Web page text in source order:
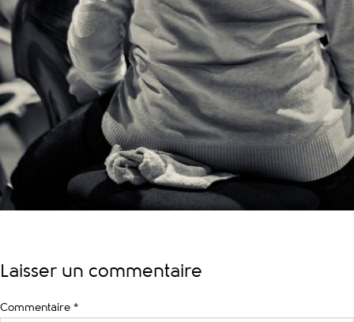
Laisser un commentaire
Commentaire *